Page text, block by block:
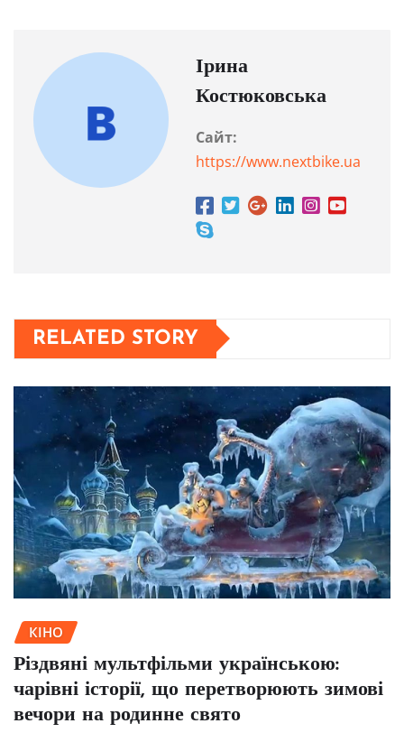
Ірина
Костюковська
Сайт:
https://www.nextbike.ua
RELATED STORY
КІНО
Різдвяні мультфільми українською:
чарівні історії, що перетворюють зимові
вечори на родинне свято